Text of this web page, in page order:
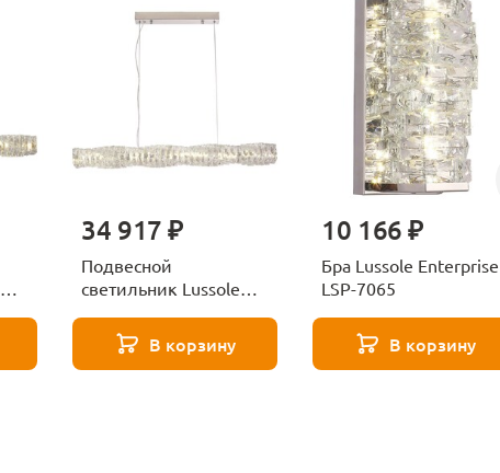
34 917 ₽
Подвесной
светильник Lussole
В корзину
10 166 ₽
Бра Lussole Enterprise
LSP-7065
В корзину